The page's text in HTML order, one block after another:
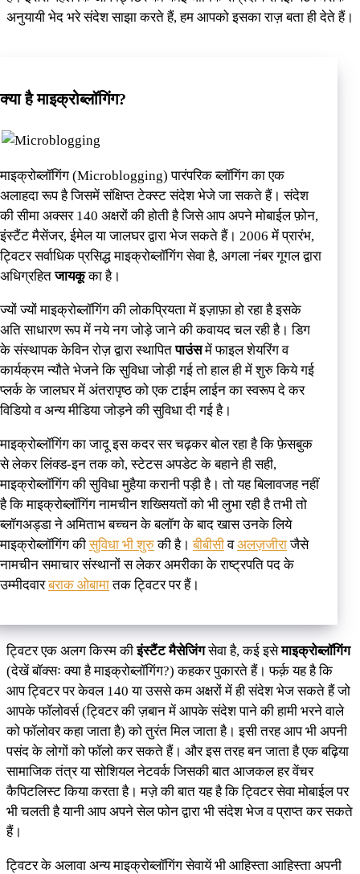
अनुयायी भेद भरे संदेश साझा करते हैं, हम आपको इसका राज़ बता ही देते हैं।
क्या है माइक्रोब्लॉगिंग?
माइक्रोब्लॉगिंग (Microblogging) पारंपरिक ब्लॉगिंग का एक
अलाहदा रूप है जिसमें संक्षिप्त टेक्स्ट संदेश भेजे जा सकते हैं। संदेश
की सीमा अक्सर 140 अक्षरों की होती है जिसे आप अपने मोबाईल फ़ोन,
इंस्टैंट मैसेंजर, ईमेल या जालघर द्वारा भेज सकते हैं। 2006 में प्रारंभ,
ट्विटर सर्वाधिक प्रसिद्ध माइक्रोब्लॉगिंग सेवा है, अगला नंबर गूगल द्वारा
अधिग्रहितजायकूका है।
ज्यों ज्यों माइक्रोब्लॉगिंग की लोकप्रियता में इज़ाफ़ा हो रहा है इसके
अति साधारण रूप में नये नग जोड़े जाने की कवायद चल रही है। डिग
के संस्थापक केविन रोज़ द्वारा स्थापितपाउंसमें फाइल शेयरिंग व
कार्यक्रम न्यौते भेजने कि सुविधा जोड़ी गई तो हाल ही में शुरु किये गई
प्लर्क के जालघर में अंतरापृष्ठ को एक टाईम लाईन का स्वरूप दे कर
विडियो व अन्य मीडिया जोड़ने की सुविधा दी गई है।
माइक्रोब्लॉगिंग का जादू इस कदर सर चढ़कर बोल रहा है कि फ़ेसबुक
से लेकर लिंक्ड-इन तक को, स्टेटस अपडेट के बहाने ही सही,
माइक्रोब्लॉगिंग की सुविधा मुहैया करानी पड़ी है। तो यह बिलावजह नहीं
है कि माइक्रोब्लॉगिंग नामचीन शख्सियतों को भी लुभा रही है तभी तो
ब्लॉगअड्डा ने अमिताभ बच्चन के बलॉग के बाद खास उनके लिये
माइक्रोब्लॉगिंग कीसुविधा भी शुरुकी है।बीबीसीवअलज़जीराजैसे
नामचीन समाचार संस्थानों स लेकर अमरीका के राष्ट्रपति पद के
उम्मीदवारबराक ओबामातक ट्विटर पर हैं।
ट्विटर एक अलग किस्म कीइंस्टैंट मैसेजिंगसेवा है, कई इसेमाइक्रोब्लॉगिंग
(देखें बॉक्सः क्या है माइक्रोब्लॉगिंग?) कहकर पुकारते हैं। फर्क़ यह है कि
आप ट्विटर पर केवल 140 या उससे कम अक्षरों में ही संदेश भेज सकते हैं जो
आपके फॉलोवर्स (ट्विटर की ज़बान में आपके संदेश पाने की हामी भरने वाले
को फॉलोवर कहा जाता है) को तुरंत मिल जाता है। इसी तरह आप भी अपनी
पसंद के लोगों को फॉलो कर सकते हैं। और इस तरह बन जाता है एक बढ़िया
सामाजिक तंत्र या सोशियल नेटवर्क जिसकी बात आजकल हर वेंचर
कैपिटलिस्ट किया करता है। मज़े की बात यह है कि ट्विटर सेवा मोबाईल पर
भी चलती है यानी आप अपने सेल फोन द्वारा भी संदेश भेज व प्राप्त कर सकते
हैं।
ट्विटर के अलावा अन्य माइक्रोब्लॉगिंग सेवायें भी आहिस्ता आहिस्ता अपनी